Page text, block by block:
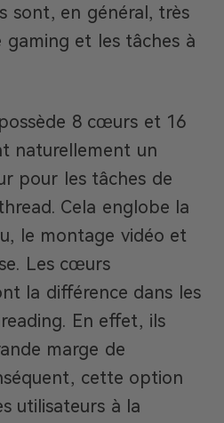
sont, en général, très
et les tâches à
8 cœurs et 16
naturellement un
pour les tâches de
Cela englobe la
le montage vidéo et
Les cœurs
la différence dans les
En effet, ils
marge de
cette option
utilisateurs à la